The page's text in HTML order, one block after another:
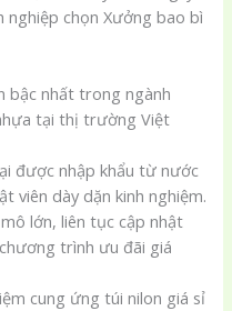
nghiệp chọn Xưởng bao bì
bậc nhất trong ngành
tại thị trường Việt
được nhập khẩu từ nước
viên dày dặn kinh nghiệm.
lớn, liên tục cập nhật
trình ưu đãi giá
cung ứng túi nilon giá sỉ